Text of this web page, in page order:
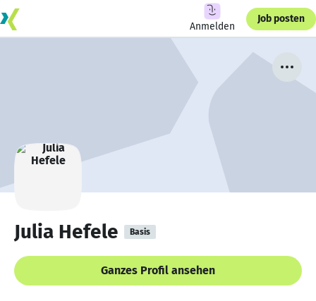
Anmelden
Job posten
Julia Hefele Basis
Ganzes Profil ansehen